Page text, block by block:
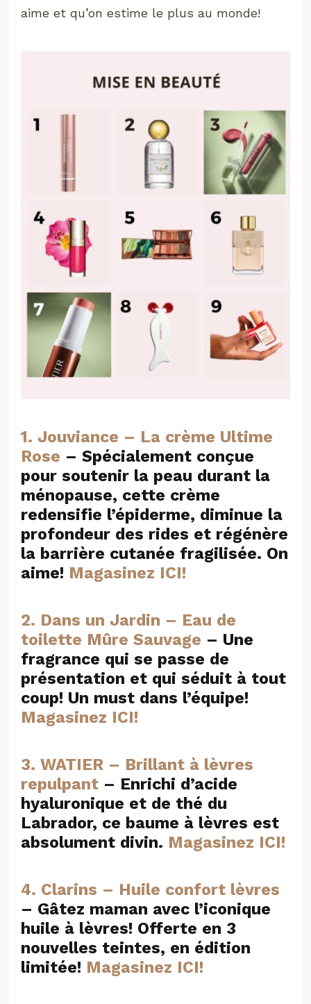
aime et qu’on estime le plus au monde!
1. Jouviance – La crème Ultime
Rose – Spécialement conçue
pour soutenir la peau durant la
ménopause, cette crème
redensifie l’épiderme, diminue la
profondeur des rides et régénère
la barrière cutanée fragilisée. On
aime! Magasinez ICI!
2. Dans un Jardin – Eau de
toilette Mûre Sauvage – Une
fragrance qui se passe de
présentation et qui séduit à tout
coup! Un must dans l’équipe!
Magasinez ICI!
3. WATIER – Brillant à lèvres
repulpant – Enrichi d’acide
hyaluronique et de thé du
Labrador, ce baume à lèvres est
absolument divin. Magasinez ICI!
4. Clarins – Huile confort lèvres
– Gâtez maman avec l’iconique
huile à lèvres! Offerte en 3
nouvelles teintes, en édition
limitée! Magasinez ICI!